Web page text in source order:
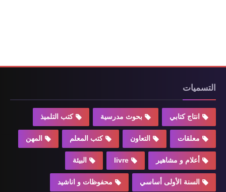
التسميات
انتاج كتابي بحوث مدرسية كتب التلميذ
معلقات التعاون كتب المعلم المهن
أعلام و مشاهير livre البيئة
السنة الأولى أساسي محفوظات و اناشيد